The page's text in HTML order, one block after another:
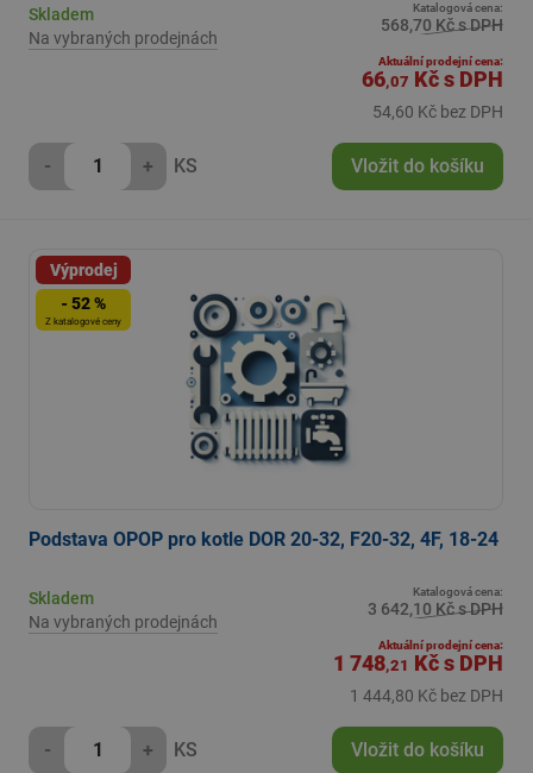
Skladem
Na vybraných prodejnách
Katalogová cena:
568,70 Kč s DPH
Aktuální prodejní cena:
66,07 Kčs DPH
54,60 Kč bez DPH
- + KS Vložit do košíku
Výprodej
- 52 %
Z katalogové ceny
Podstava OPOP pro kotle DOR 20-32, F20-32, 4F, 18-24
Skladem
Na vybraných prodejnách
Katalogová cena:
3 642,10 Kč s DPH
Aktuální prodejní cena:
1 748,21 Kčs DPH
1 444,80 Kč bez DPH
- + KS Vložit do košíku